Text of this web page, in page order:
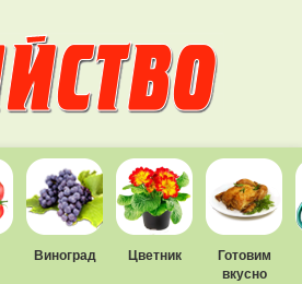
Виноград Цветник
Готовим
вкусно